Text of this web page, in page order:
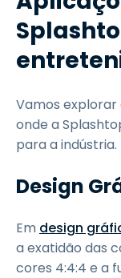
Vamos
onde a
para a indústria.
Design
Em design
a exatidão das
cores 4:4:4 e a